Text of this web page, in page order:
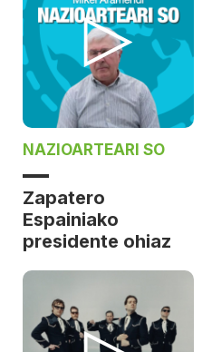
NAZIOARTEARI SO
Zapatero
Espainiako
presidente ohiaz